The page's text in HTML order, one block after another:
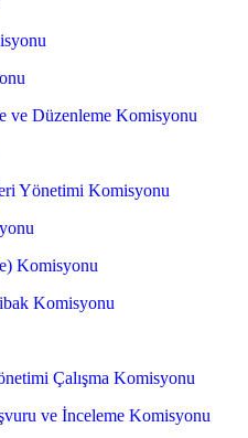
ve Düzenleme Komisyonu
Yönetimi Komisyonu
Komisyonu
Komisyonu
Çalışma Komisyonu
ve İnceleme Komisyonu